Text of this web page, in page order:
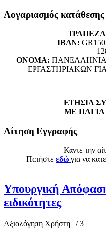
Λογαριασμός
ΙΒΑΝ:
ΟΝΟΜΑ:
ΕΡΓΑΣΤΗΡΙΑΚΩΝ
ΕΤΗΣΙΑ
ΜΕ ΠΑΓΙΑ
Αίτηση Εγγραφής
Κάντε την
Πατήστε εδώ για να
Υπουργική Απόφαση
ειδικότητες
Αξιολόγηση Χρήστη: / 3